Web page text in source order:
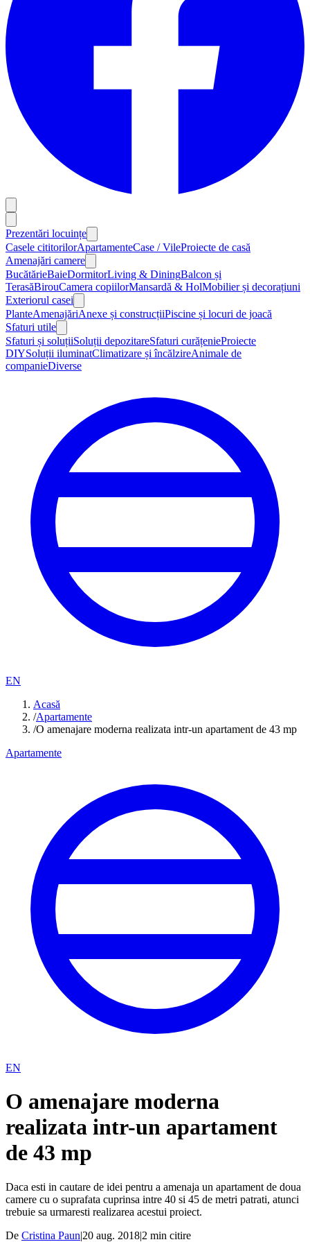
Prezentări locuințe
Casele cititorilorApartamenteCase / VileProiecte de casă
Amenajări camere
BucătărieBaieDormitorLiving & DiningBalcon și
TerasăBirouCamera copiilorMansardă & HolMobilier și decorațiuni
Exteriorul casei
PlanteAmenajăriAnexe și construcțiiPiscine și locuri de joacă
Sfaturi utile
Sfaturi și soluțiiSoluții depozitareSfaturi curățenieProiecte
DIYSoluții iluminatClimatizare și încălzireAnimale de
companieDiverse
EN
Acasă
/Apartamente
/O amenajare moderna realizata intr-un apartament de 43 mp
Apartamente
EN
O amenajare moderna
realizata intr-un apartament
de 43 mp
Daca esti in cautare de idei pentru a amenaja un apartament de doua
camere cu o suprafata cuprinsa intre 40 si 45 de metri patrati, atunci
trebuie sa urmaresti realizarea acestui proiect.
De Cristina Paun|20 aug. 2018|2 min citire